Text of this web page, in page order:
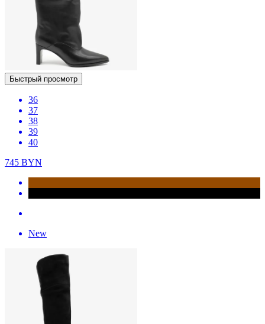
Быстрый просмотр
36
37
38
39
40
745 BYN
New